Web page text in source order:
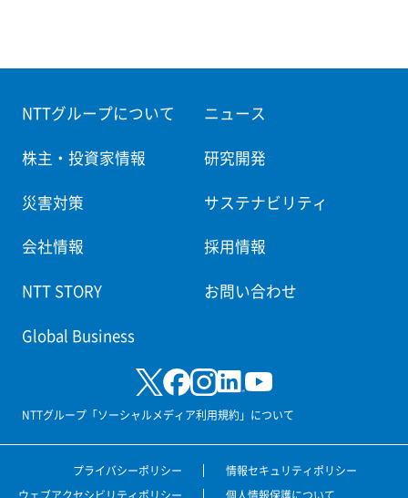
NTTグループについて ニュース
株主・投資家情報 研究開発
災害対策 サステナビリティ
会社情報 採用情報
NTT STORY お問い合わせ
Global Business
NTTグループ「ソーシャルメディア利用規約」について
プライバシーポリシー
情報セキュリティポリシー
ウェブアクセシビリティポリシー
個人情報保護について